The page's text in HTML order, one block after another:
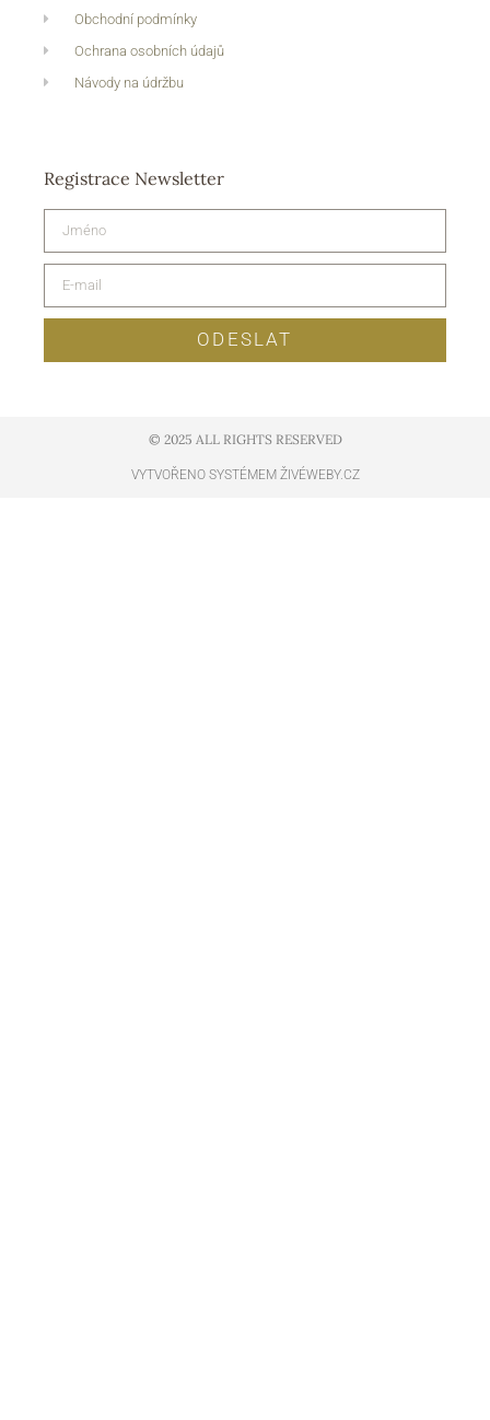
Obchodní podmínky
Ochrana osobních údajů
Návody na údržbu
Registrace Newsletter
ODESLAT
© 2025 ALL RIGHTS RESERVED​
VYTVOŘENO SYSTÉMEM ŽIVÉWEBY.CZ